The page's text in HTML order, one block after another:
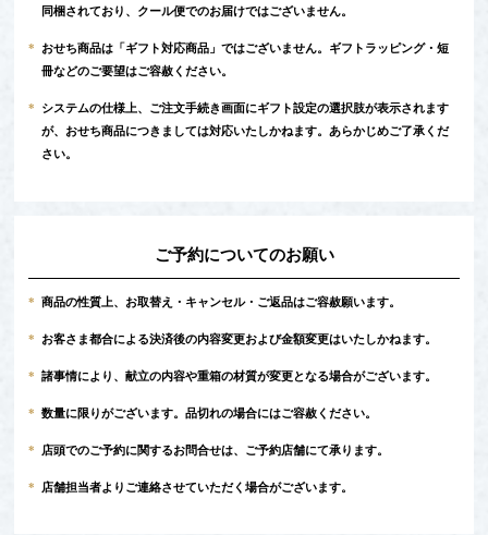
同梱されており、クール便でのお届けではございません。
*
おせち商品は「ギフト対応商品」ではございません。ギフトラッピング・短
冊などのご要望はご容赦ください。
*
システムの仕様上、ご注文手続き画面にギフト設定の選択肢が表示されます
が、おせち商品につきましては対応いたしかねます。あらかじめご了承くだ
さい。
ご予約についてのお願い
* 商品の性質上、お取替え・キャンセル・ご返品はご容赦願います。
* お客さま都合による決済後の内容変更および金額変更はいたしかねます。
* 諸事情により、献立の内容や重箱の材質が変更となる場合がございます。
* 数量に限りがございます。品切れの場合にはご容赦ください。
* 店頭でのご予約に関するお問合せは、ご予約店舗にて承ります。
* 店舗担当者よりご連絡させていただく場合がございます。